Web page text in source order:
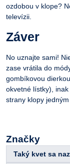
ozdobou v klope?
televízii.
Záver
No uznajte sami!
zase vrátila do
gombíkovou
okvetné lístky),
strany klopy
Značky
Taký kvet sa